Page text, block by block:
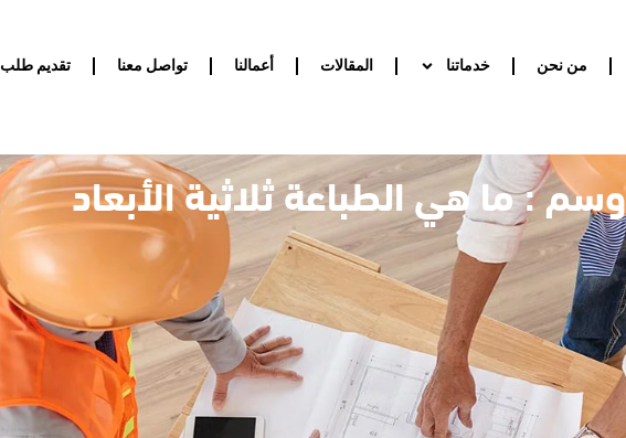
من نحن خدماتنا المقالات أعمالنا تواصل معنا تقديم طلب
وسم : ما هي الطباعة ثلاثية الأبعاد